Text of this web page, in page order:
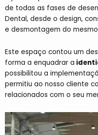
de todas as fases de
Dental, desde o design,
e desmontagem do
Este espaço contou um
forma a enquadrar a
possibilitou a
permitiu ao nosso cliente
relacionados com o seu